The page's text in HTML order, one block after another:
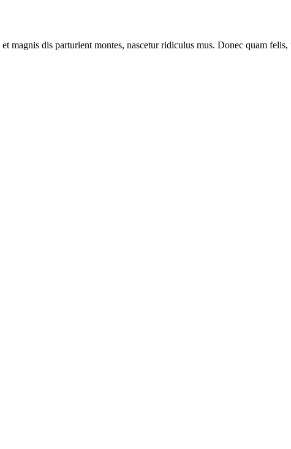
magnis dis parturient montes, nascetur ridiculus mus. Donec quam felis,